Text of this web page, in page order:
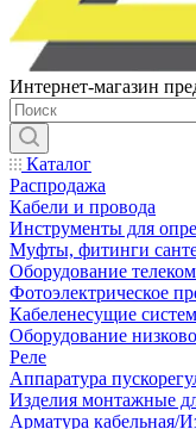
Интернет-магазин
Каталог
Распродажа
Кабели и провода
Инструменты для
Муфты, фитинги
Оборудование
Фотоэлектрическое
Кабеленесущие
Оборудование
Реле
Аппаратура
Изделия монтажные
Арматура кабельная/